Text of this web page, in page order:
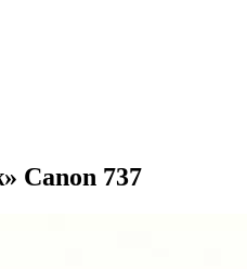
Canon 737